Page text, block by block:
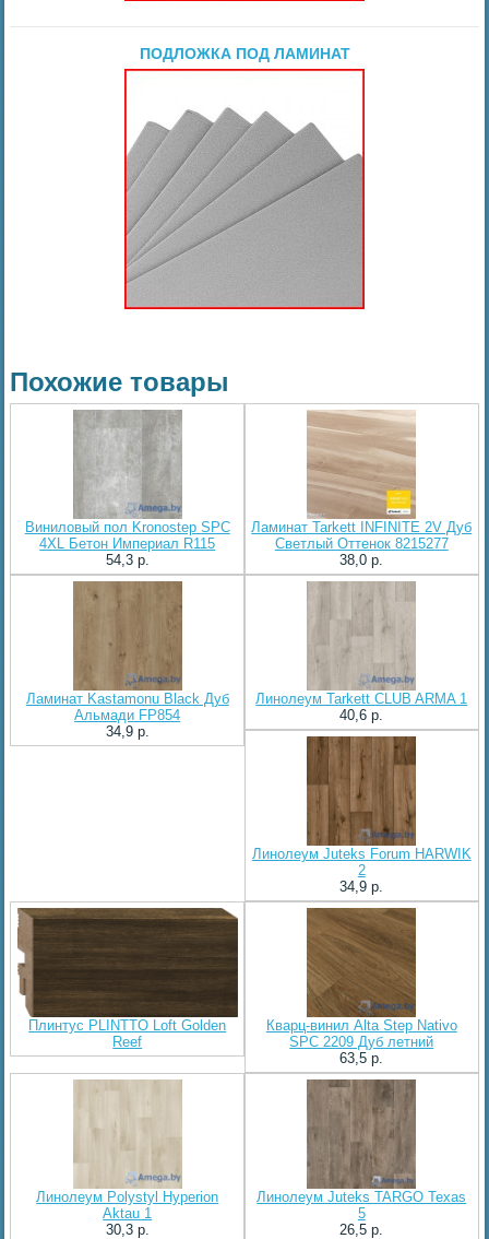
ПОДЛОЖКА ПОД ЛАМИНАТ
Похожие товары
Виниловый пол Kronostep SPC
4XL Бетон Империал R115
54,3 p.
Ламинат Tarkett INFINITE 2V Дуб
Светлый Оттенок 8215277
38,0 p.
Ламинат Kastamonu Black Дуб
Альмади FP854
34,9 p.
Линолеум Tarkett CLUB ARMA 1
40,6 p.
Линолеум Juteks Forum HARWIK
2
34,9 p.
Плинтус PLINTTO Loft Golden
Reef
Кварц-винил Alta Step Nativo
SPC 2209 Дуб летний
63,5 p.
Линолеум Polystyl Hyperion
Aktau 1
30,3 p.
Линолеум Juteks TARGO Texas
5
26,5 p.